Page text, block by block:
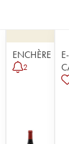
ENCHÈRE
2
E-